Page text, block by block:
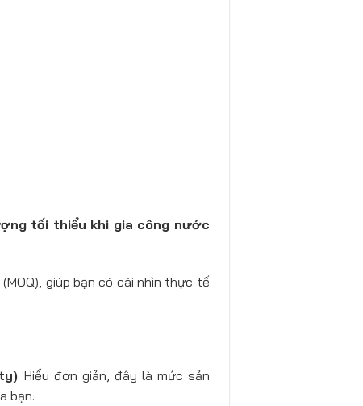
tối thiểu khi gia công nước
giúp bạn có cái nhìn thực tế
. Hiểu đơn giản, đây là mức sản
bạn.